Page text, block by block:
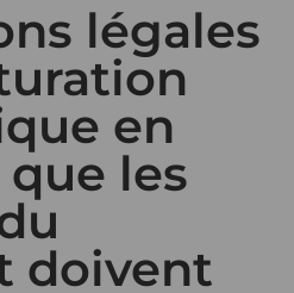
légales
en
que les
doivent